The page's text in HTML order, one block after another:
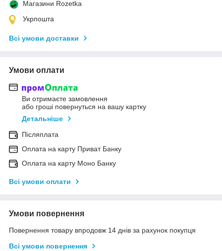
Магазини Rozetka
Укрпошта
Всі умови доставки
Умови оплати
Ви отримаєте замовлення
або гроші повернуться на вашу картку
Детальніше
Післяплата
Оплата на карту Приват Банку
Оплата на карту Моно Банку
Всі умови оплати
Умови повернення
Повернення товару впродовж 14 днів за рахунок покупця
Всі умови повернення